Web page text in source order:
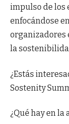
impulso de los
enfocándose
organizadores
la
¿Estás
Sostenity
¿Qué hay en la